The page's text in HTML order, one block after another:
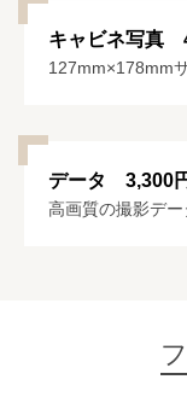
キャビネ写真
127mm×178mm
データ 3,300
高画質の撮影デ